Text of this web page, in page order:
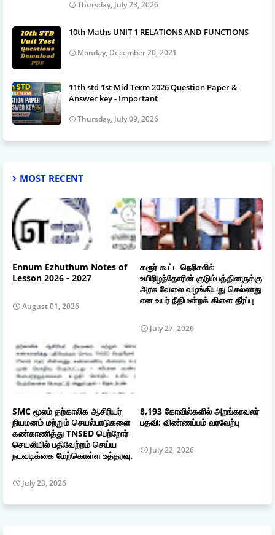
Thursday, July 23, 2026
10th Maths UNIT 1 RELATIONS AND FUNCTIONS
Monday, December 20, 2021
11th std 1st Mid Term 2026 Question Paper &
Answer key - Important
Thursday, July 09, 2026
MOST RECENT
Ennum Ezhuthum Notes of
Lesson 2026 - 2027
August 01, 2026
கரூர் கூட்ட நெரிசலில்
உயிரிழந்தோரின் குடும்பத்தினருக்கு
அரசு வேலை வழங்கியது செல்லாது
என உயர் நீதிமன்றக் கிளை தீர்ப்பு
July 27, 2026
SMC மூலம் தற்காலிக ஆசிரியர்
நியமனம் மற்றும் செயல்பாடுகளை
கண்காணித்து TNSED பெற்றோர்
செயலியில் பதிவேற்றம் செய்ய
நடவடிக்கை மேற்கொள்ள உத்தரவு.
July 23, 2026
8,193 கோவில்களில் அறங்காவலர்
பதவி: விண்ணப்பம் வரவேற்பு
July 22, 2026